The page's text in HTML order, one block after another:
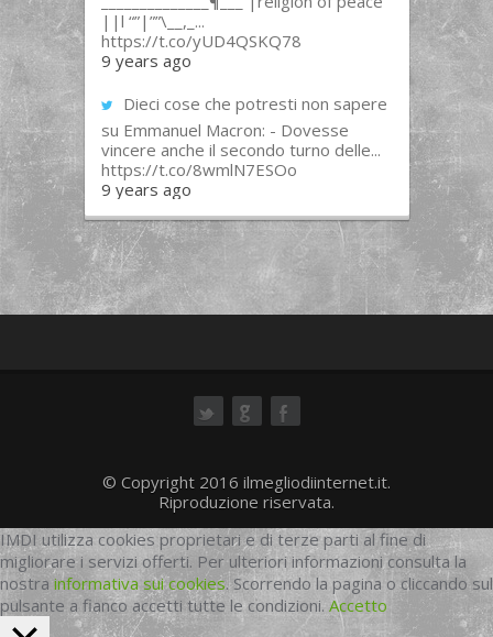
||l “”|””\__,_...
https://t.co/yUD4QSKQ78
9 years ago
Dieci cose che potresti non sapere
su Emmanuel Macron: - Dovesse
vincere anche il secondo turno delle...
https://t.co/8wmlN7ESOo
9 years ago
© Copyright 2016 ilmegliodiinternet.it.
Riproduzione riservata.
IMDI utilizza cookies proprietari e di terze parti al fine di
migliorare i servizi offerti. Per ulteriori informazioni consulta la
nostra informativa sui cookies. Scorrendo la pagina o cliccando sul
pulsante a fianco accetti tutte le condizioni.Accetto